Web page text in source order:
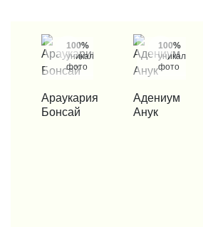
100%
уникальные
фото
КУПИТЬ В 1 КЛИК
Араукария
Бонсай
100%
уникальные
фото
КУПИТЬ В 1 КЛИК
Адениум
Анук